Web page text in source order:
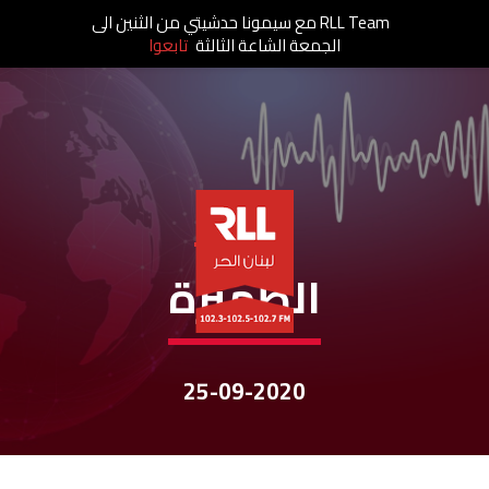
نشرات الأخبار
الظّهيرة
25-09-2020
RLL Team مع سيمونا حدشيتي من الثنين الى
الجمعة الشاعة الثالثة تابعوا